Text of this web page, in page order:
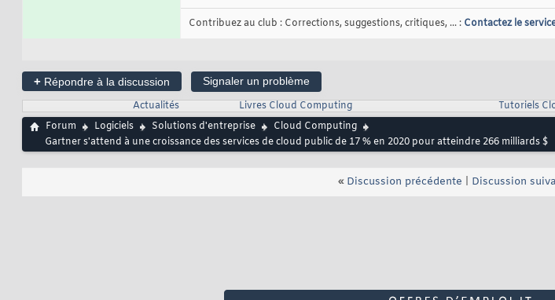
Contribuez au club : Corrections, suggestions, critiques, ... : Contactez le
+ Répondre à la discussion
Signaler un problème
Actualités
Livres Cloud Computing
Tutoriels
Forum
Logiciels Solutions d'entreprise
Cloud Computing
Gartner s'attend à une croissance des services de cloud public de 17 % en 2020 pour atteindre 266 milliards $
« Discussion précédente Discussion